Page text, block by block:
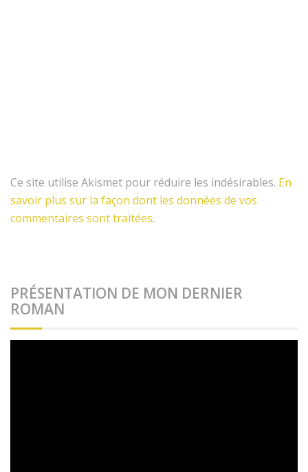
Ce site utilise Akismet pour réduire les indésirables. En
savoir plus sur la façon dont les données de vos
commentaires sont traitées.
PRÉSENTATION DE MON DERNIER
ROMAN